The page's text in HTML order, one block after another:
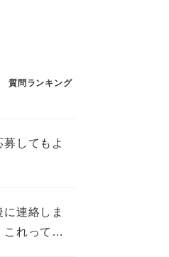
質問ランキング
してもよ
連絡しま
れって不